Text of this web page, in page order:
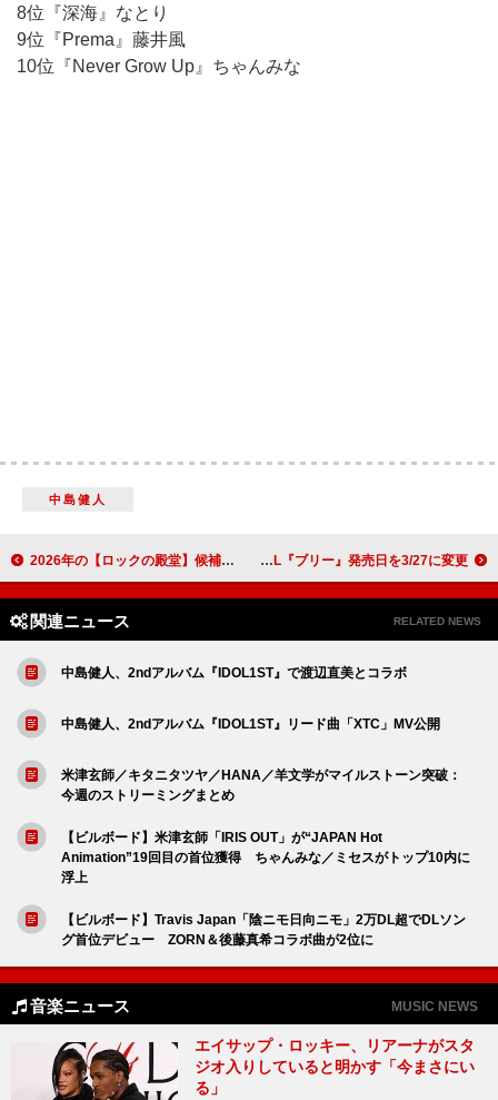
8位『深海』なとり
9位『Prema』藤井風
10位『Never Grow Up』ちゃんみな
中島健人
2026年の【ロックの殿堂】候補者発表、ウータン・クラン／ピンク／ローリン・ヒル／シャキーラら初ノミネート イェー、ニューAL『ブリー』発売日を3/27に変更
関連ニュース RELATED NEWS
中島健人、2ndアルバム『IDOL1ST』で渡辺直美とコラボ
中島健人、2ndアルバム『IDOL1ST』リード曲「XTC」MV公開
米津玄師／キタニタツヤ／HANA／羊文学がマイルストーン突破：
今週のストリーミングまとめ
【ビルボード】米津玄師「IRIS OUT」が“JAPAN Hot
Animation”19回目の首位獲得 ちゃんみな／ミセスがトップ10内に
浮上
【ビルボード】Travis Japan「陰ニモ日向ニモ」2万DL超でDLソン
グ首位デビュー ZORN＆後藤真希コラボ曲が2位に
音楽ニュース MUSIC NEWS
エイサップ・ロッキー、リアーナがスタ
ジオ入りしていると明かす「今まさにい
る」